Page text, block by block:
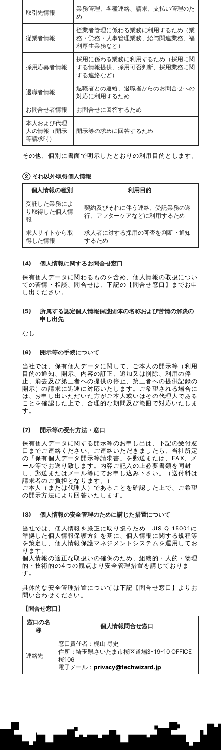
取引先情報
業務管理、各種連絡、請求、支払い管理のた
め
従業者情報
従業者管理に係わる業務に利用するため（業
務・労務・人事管理業務、給与関連業務、福
利厚生業務など）
採用応募者情報
採用に係わる業務に利用するため（採用に関
する情報提供、採用可否判断、採用業務に関
する連絡など）
退職者情報
退職者との連絡、退職者からのお問合せへの
対応に利用するため
お問合せ者情報
お問合せに回答するため
本人および代理
人の情報（開示
等請求時）
開示等の求めに回答するため
その他、個別に書面で明示したとおりの利用目的とします。
② それ以外取得個人情報
個人情報の種別
利用目的
受託した業務によ
り取得した個人情
報
契約及びそれに伴う連絡、受託業務の遂
行、アフターケアなどに利用するため
求人サイトから取
得した情報
求人者に対する採用の可否を判断・通知
するため
個人情報に関するお問合せ窓口
保有個人データに関わるものを含め、個人情報の取扱につい
ての苦情・相談、問合せは、下記の【問合せ窓口】までお申
し出ください。
所属する認定個人情報保護団体の名称および苦情の解決の
申し出先
なし
開示等の手続について
当社では、保有個人データに関して、ご本人の開示等（利用
目的の通知、開示、内容の訂正、追加又は削除、利用の停
止、消去及び第三者への提供の停止、第三者への提供記録の
開示）の請求に迅速に対応いたします。ご希望される場合に
は、お申し出いただいた方がご本人或いはその代理人である
ことを確認した上で、合理的な期間及び範囲で対応いたしま
す。
開示等の受付方法・窓口
保有個人データに関する開示等のお申し出は、下記の受付窓
口までご連絡ください。ご連絡いただきましたら、当社所定
の「保有個人データ開示等請求書」を郵送または、FAX、メ
ール等でお送り致します。内容ご記入の上必要書類を同封
し、郵送またはメール等にてお申し込み下さい。（送付料は
請求者のご負担となります。）
ご本人（または代理人）であることを確認した上で、ご希望
の開示方法により回答いたします。
個人情報の安全管理のために講じた措置について
当社では、個人情報を厳正に取り扱うため、JIS Q 15001に
準拠した個人情報保護方針を基に、個人情報に関する規程等
を策定し、個人情報保護マネジメントシステムを運用してお
ります。
個人情報の適正な取扱いの確保のため、組織的・人的・物理
的・技術的の4つの観点より安全管理措置を講じておりま
す。
具体的な安全管理措置については下記【問合せ窓口】よりお
問い合わせください。
【問合せ窓口】
窓口の名
称
個人情報問合せ窓口
連絡先
窓口責任者：梶山 尋史
住所：埼玉県さいたま市桜区道場3-19-10 OFFICE
桜106
電子メール： privacy@techwizard.jp